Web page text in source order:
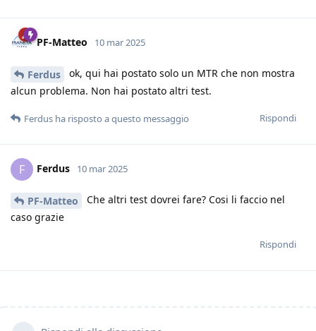
PF-Matteo 10 mar 2025
Ferdus
ok, qui hai postato solo un MTR che non mostra
alcun problema. Non hai postato altri test.
Rispondi
Ferdus ha risposto a questo messaggio
F Ferdus 10 mar 2025
PF-Matteo
Che altri test dovrei fare? Cosi li faccio nel
caso grazie
Rispondi